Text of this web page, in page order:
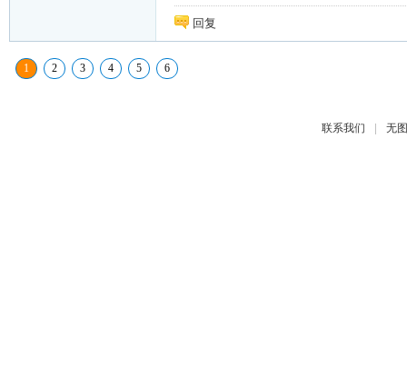
回复
1 2 3 4 5 6
联系我们 | 无